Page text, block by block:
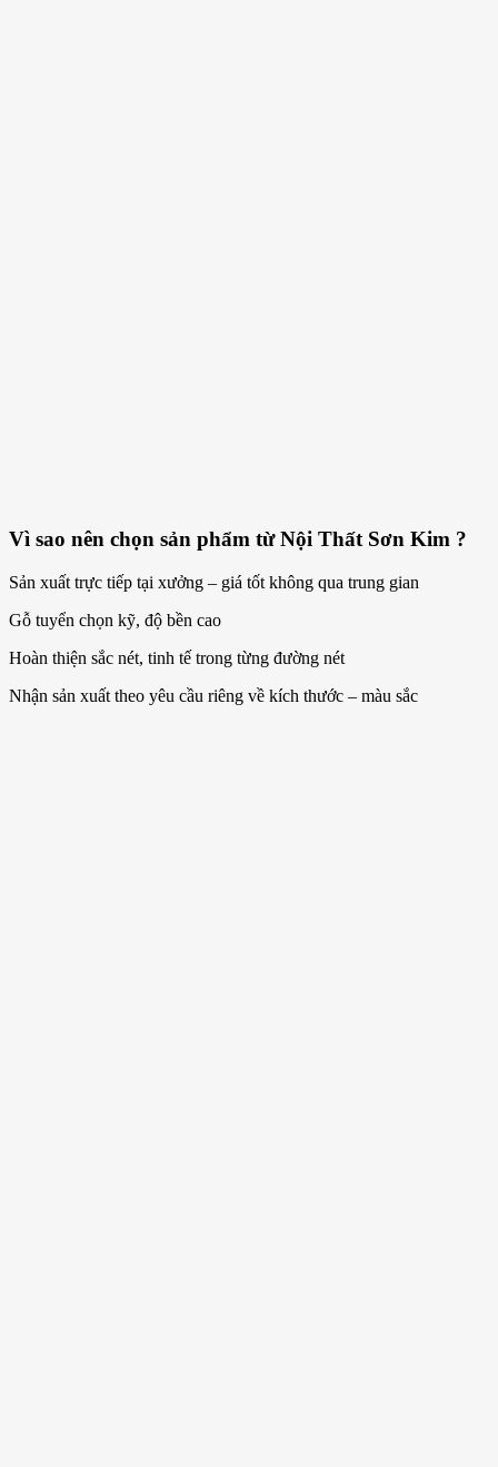
Vì sao nên chọn sản phẩm từ Nội Thất Sơn Kim ?
Sản xuất trực tiếp tại xưởng – giá tốt không qua trung gian
Gỗ tuyển chọn kỹ, độ bền cao
Hoàn thiện sắc nét, tinh tế trong từng đường nét
Nhận sản xuất theo yêu cầu riêng về kích thước – màu sắc